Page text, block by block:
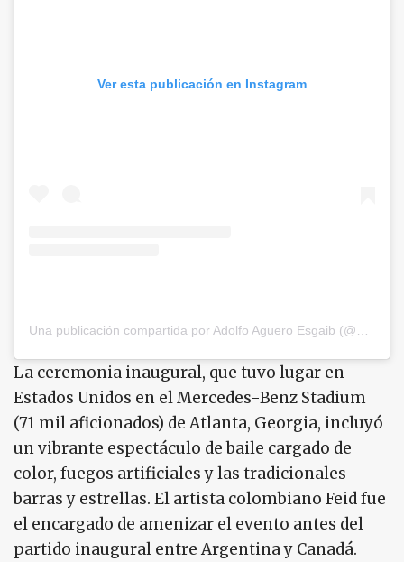
Ver esta publicación en Instagram
La ceremonia inaugural, que tuvo lugar en
Estados Unidos en el Mercedes-Benz Stadium
(71 mil aficionados) de Atlanta, Georgia, incluyó
un vibrante espectáculo de baile cargado de
color, fuegos artificiales y las tradicionales
barras y estrellas. El artista colombiano Feid fue
el encargado de amenizar el evento antes del
partido inaugural entre Argentina y Canadá.